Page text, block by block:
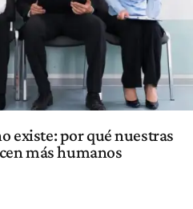
existe: por qué nuestras
más humanos